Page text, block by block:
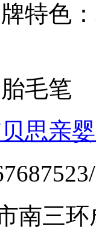
特色：
毛笔
思亲
南三环